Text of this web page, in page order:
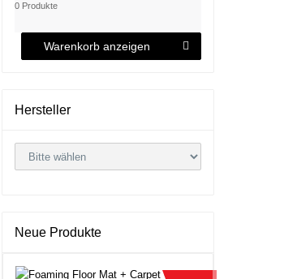
0 Produkte
Warenkorb anzeigen
Hersteller
Neue Produkte